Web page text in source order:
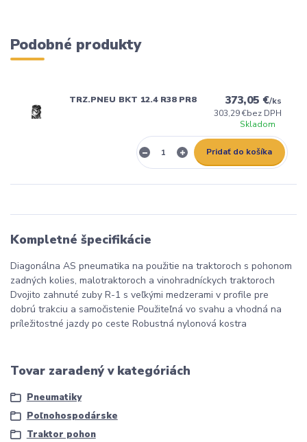
Podobné produkty
TRZ.PNEU BKT 12.4 R38 PR8 373,05 €/ks
303,29 €bez DPH
Skladom
Pridať do košíka
Kompletné špecifikácie
Diagonálna AS pneumatika na použitie na traktoroch s pohonom
zadných kolies, malotraktoroch a vinohradníckych traktoroch
Dvojito zahnuté zuby R-1 s veľkými medzerami v profile pre
dobrú trakciu a samočistenie Použiteľná vo svahu a vhodná na
príležitostné jazdy po ceste Robustná nylonová kostra
Tovar zaradený v kategóriách
Pneumatiky
Poľnohospodárske
Traktor pohon